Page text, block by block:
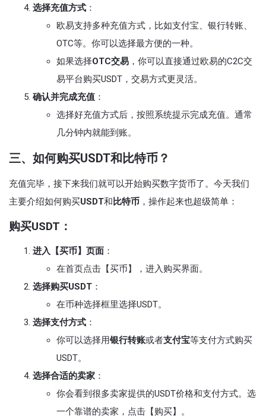
选择充值方式 ：
欧易支持多种充值方式，比如支付宝、银行转账、
OTC等。你可以选择最方便的一种。
如果选择OTC交易 ，你可以直接通过欧易的C2C交
易平台购买USDT，交易方式更灵活。
确认并完成充值 ：
选择好充值方式后，按照系统提示完成充值。通常
几分钟内就能到账。
三、如何购买USDT和比特币？
充值完毕，接下来我们就可以开始购买数字货币了。今天我们
主要介绍如何购买USDT和 比特币 ，操作起来也超级简单：
购买USDT ：
进入【买币】页面 ：
在首页点击【买币】，进入购买界面。
选择购买USDT ：
在币种选择框里选择USDT。
选择支付方式 ：
你可以选择用银行转账或者支付宝等支付方式购买
USDT。
选择合适的卖家 ：
你会看到很多卖家提供的USDT价格和支付方式。选
一个靠谱的卖家，点击【购买】。